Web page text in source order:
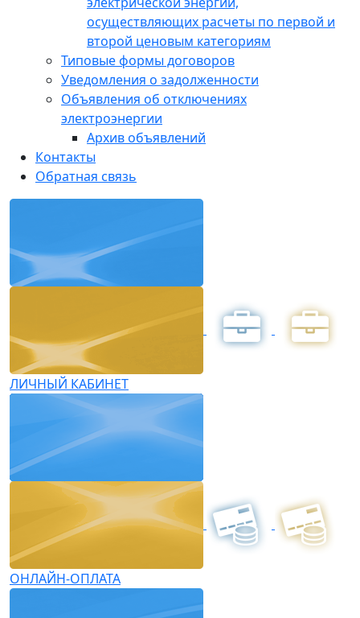
осуществляющих расчеты по первой и
второй ценовым категориям
Типовые формы договоров
Уведомления о задолженности
Объявления об отключениях
электроэнергии
Архив объявлений
Контакты
Обратная связь
ЛИЧНЫЙ КАБИНЕТ
ОНЛАЙН-ОПЛАТА